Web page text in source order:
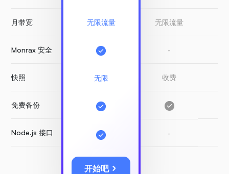
月带宽
Monrax 安全
快照
免费备份
Node.js 接口
无限流量
无限
开始吧
无限流量
-
收费
-